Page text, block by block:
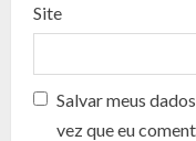
Site
Salvar meus
vez que eu